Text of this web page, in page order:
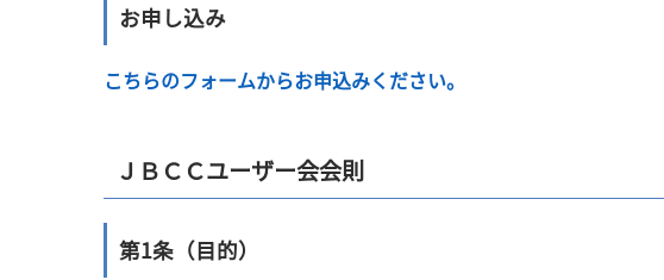
お申し込み
こちらのフォームからお申込みください。
ＪＢＣＣユーザー会会則
第1条（目的）